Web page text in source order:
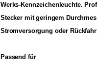
Werks-Kennzeichenleuchte.
Stecker mit geringem
Stromversorgung oder
Passend für